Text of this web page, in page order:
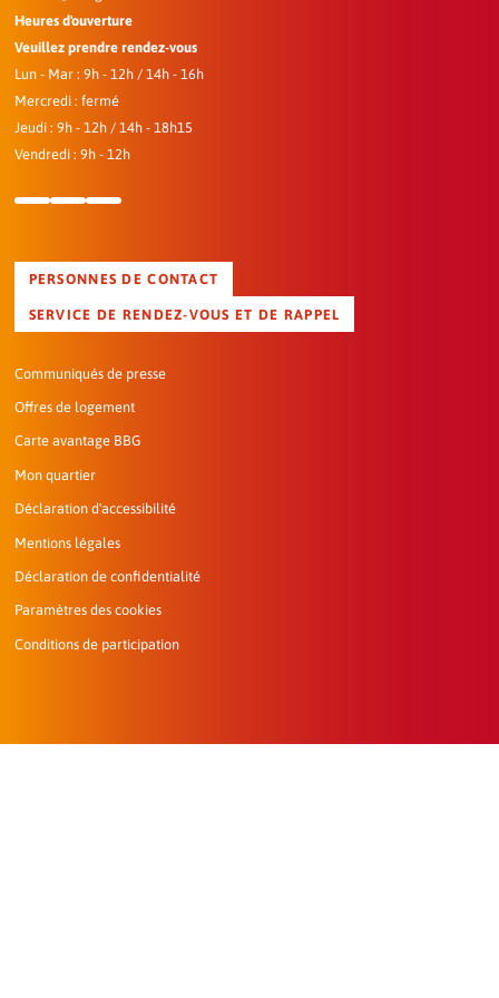
Heures d'ouverture
Veuillez prendre rendez-vous
Lun - Mar : 9h - 12h / 14h - 16h
Mercredi : fermé
Jeudi : 9h - 12h / 14h - 18h15
Vendredi : 9h - 12h
PERSONNES DE CONTACT
SERVICE DE RENDEZ-VOUS ET DE RAPPEL
Communiqués de presse
Offres de logement
Carte avantage BBG
Mon quartier
Déclaration d'accessibilité
Mentions légales
Déclaration de confidentialité
Paramètres des cookies
Conditions de participation